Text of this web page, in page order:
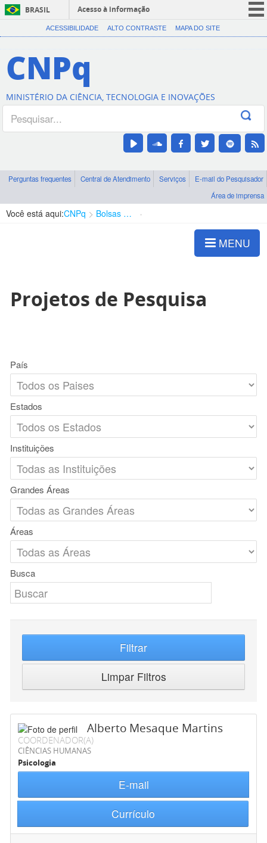
BRASIL
Acesso à informação
CORONAVÍRUS (COVID-19)
Canais
ACESSIBILIDADE ALTO CONTRASTE MAPA DO SITE
CNPq
MINISTÉRIO DA CIÊNCIA, TECNOLOGIA E INOVAÇÕES
Perguntas frequentes Central de Atendimento Serviços
E-mail do Pesquisador
Área de imprensa
Você está aqui:CNPq Bolsas e Auxílios Vigentes
MENU
Projetos de Pesquisa
País
Estados
Instituições
Grandes Áreas
Áreas
Busca
Filtrar
Limpar Filtros
Alberto Mesaque Martins
COORDENADOR(A)
CIÊNCIAS HUMANAS
Psicologia
E-mail
Currículo